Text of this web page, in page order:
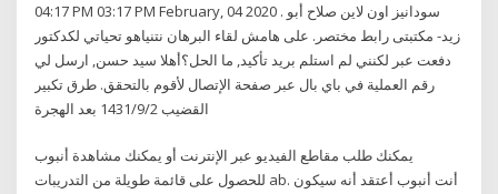
04:17 PM 03:17 PM February, 04 2020 . سودانيز اون لاين صلاح أبو
زيد- مكتبتى رابط مختصر. على هامش لقاء البرهان نتنياهو تحياتي لكدكتور
دفعت عبر لكنني لم استلم بريد تأكيد, ما الحل؟أهلا سيد حسن, ارسل لي
رقم العملية في باي بال عبر صفحة الإتصال لأقوم بالتحقق. طرق تكبير
القضيب 2‏‏/9‏‏/1431 بعد الهجرة
يمكنك طلب مقاطع الفيديو عبر الإنترنت أو يمكنك مشاهدة أنبوب
للحصول على قائمة طويلة من التدريبات ab. أنت أنبوب أعتقد أنه سيكون